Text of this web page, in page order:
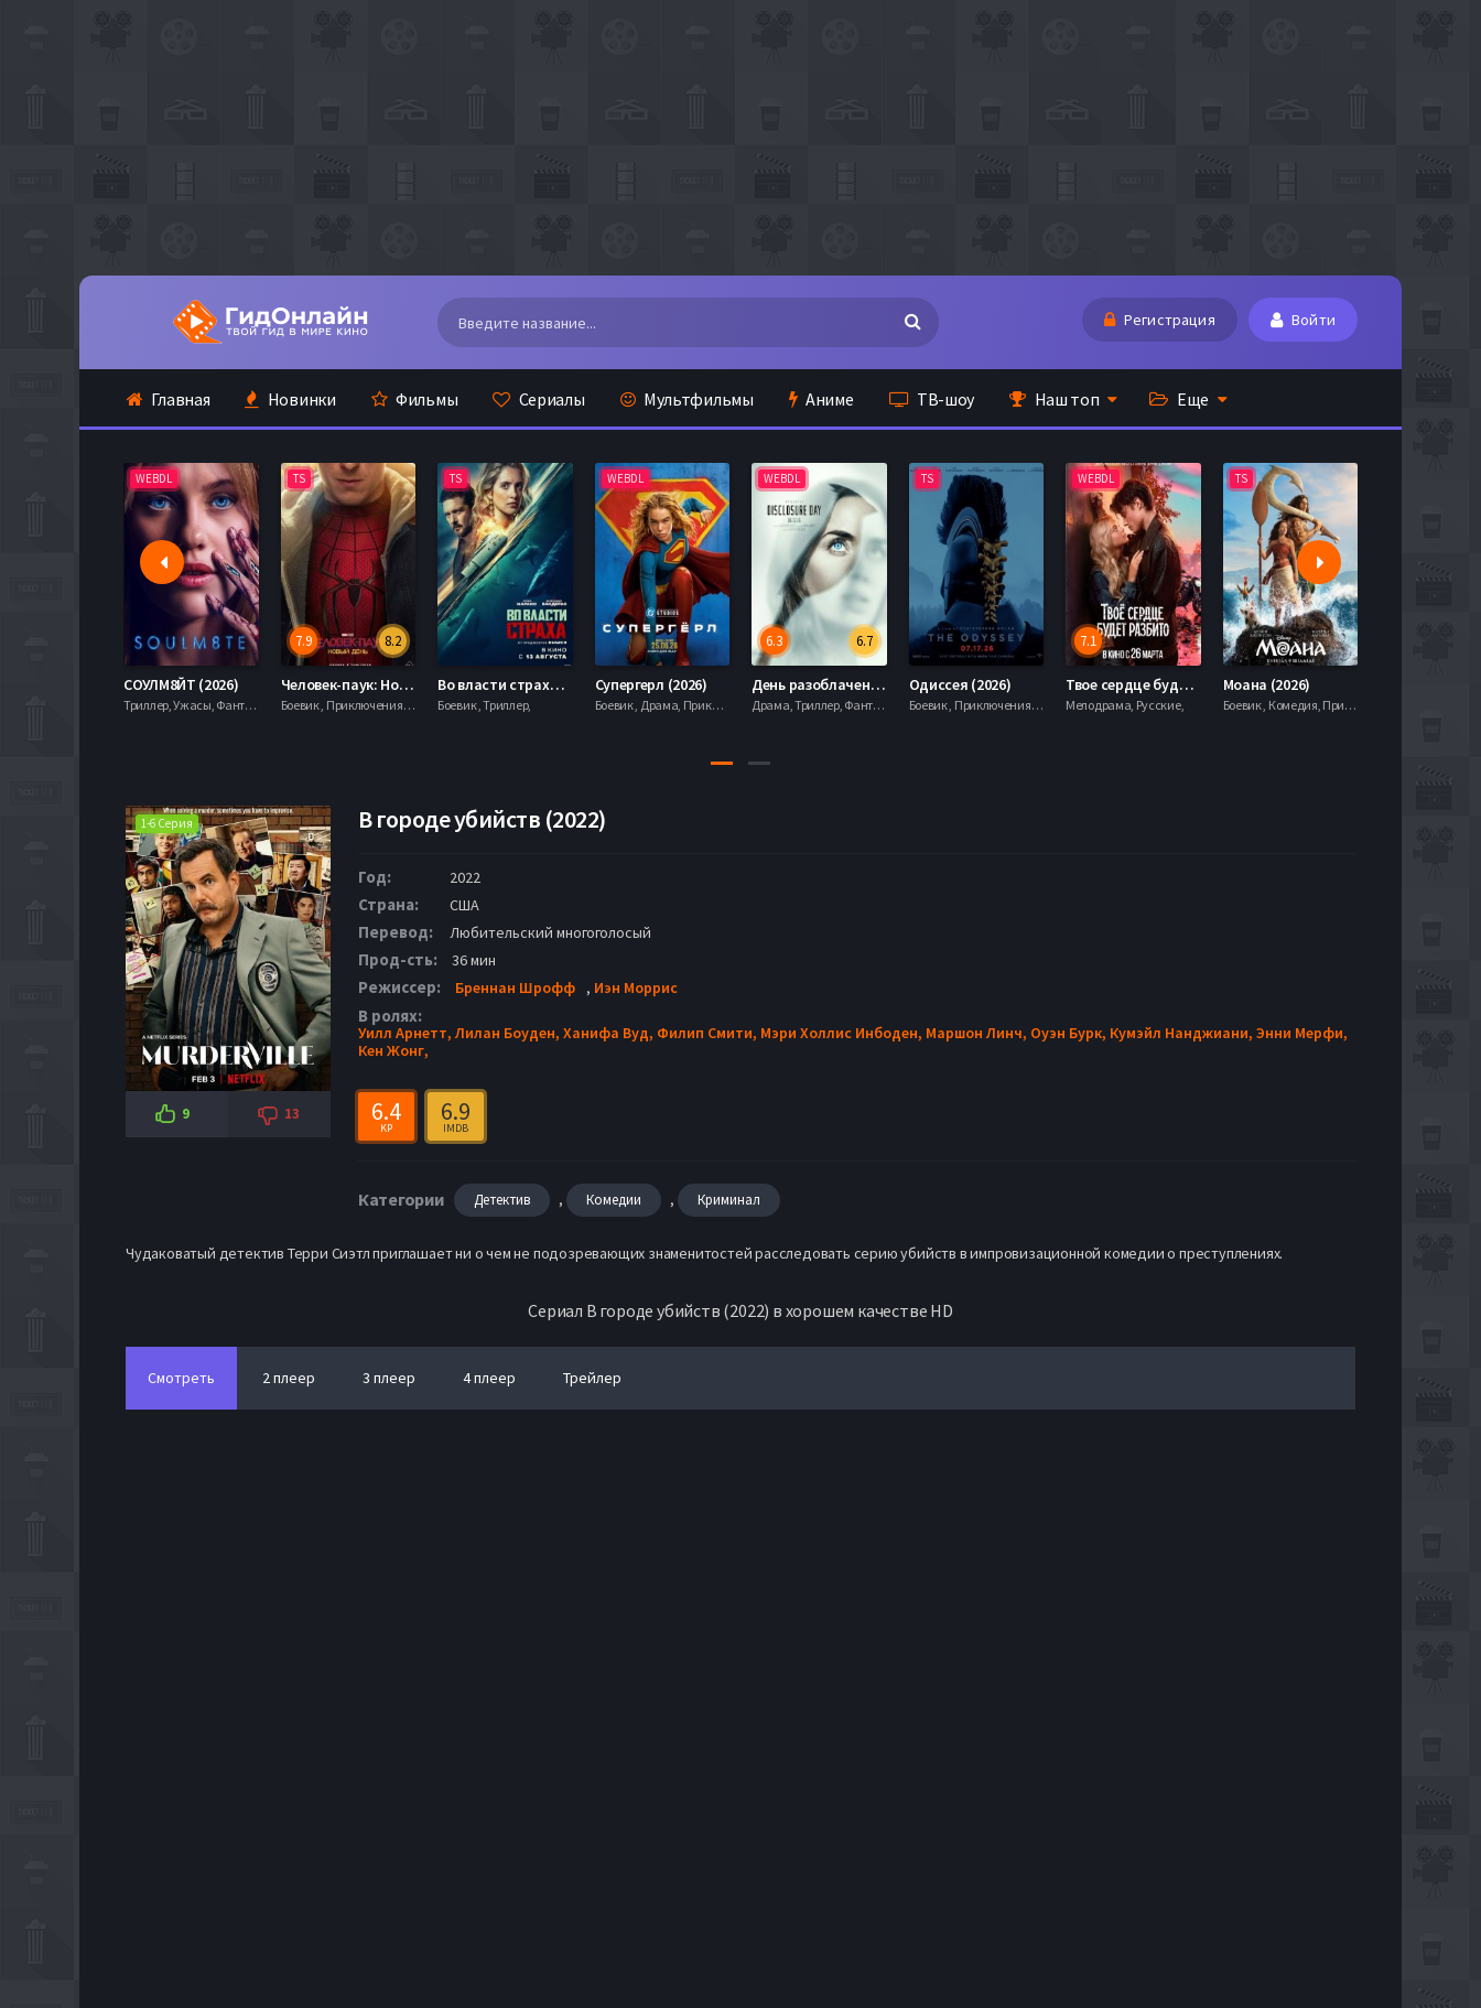
Регистрация Войти
Главная Новинки Фильмы Сериалы Мультфильмы Аниме ТВ-шоу Наш топ Еще
WEBDL
СОУЛМ8ЙТ (2026)
Триллер, Ужасы, Фантастика,
TS
8.2
7.9
Человек-паук: Новый день (2026)
Боевик , Приключения, Фантастика, Фэнтези,
TS
Во власти страха (2026)
Боевик , Триллер,
WEBDL
Супергерл (2026)
Боевик , Драма, Приключения, Фантастика,
WEBDL
6.7
6.3
День разоблачения (2026)
Драма, Триллер, Фантастика,
TS
Одиссея (2026)
Боевик , Приключения, Фэнтези,
WEBDL
7.1
Твое сердце будет разбито (2026)
Мелодрама, Русские,
TS
Моана (2026)
Боевик , Комедия, Приключения, Семейный, Фэнтези,
1-6 Серия
9 13
В городе убийств (2022)
Год: 2022
Страна: США
Перевод: Любительский многоголосый
Прод-сть: 36 мин
Режиссер: Бреннан Шрофф , Иэн Моррис
В ролях:
Уилл Арнетт,Лилан Боуден, Ханифа Вуд, Филип Смити, Мэри Холлис Инбоден, Маршон Линч, Оуэн Бурк, Кумэйл Нанджиани, Энни Мерфи,
Кен Жонг,
6.4
KP
6.9
IMDB
Категории Детектив , Комедии , Криминал
Чудаковатый детектив Терри Сиэтл приглашает ни о чем не подозревающих знаменитостей расследовать серию убийств в импровизационной комедии о преступлениях.
Сериал В городе убийств (2022) в хорошем качестве HD
Смотреть 2 плеер 3 плеер 4 плеер Трейлер